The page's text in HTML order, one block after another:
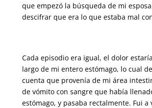
que empezó la búsqueda de mi
descifrar que era lo que estaba mal
Cada episodio era igual, el dolor
largo de mi entero estómago, lo cual
cuenta que provenía de mi área
de vómito con sangre que había
estómago, y pasaba rectalmente. Fui a